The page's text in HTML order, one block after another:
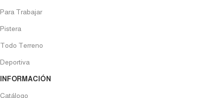
Para Trabajar
Pistera
Todo Terreno
Deportiva
INFORMACIÓN
Catálogo